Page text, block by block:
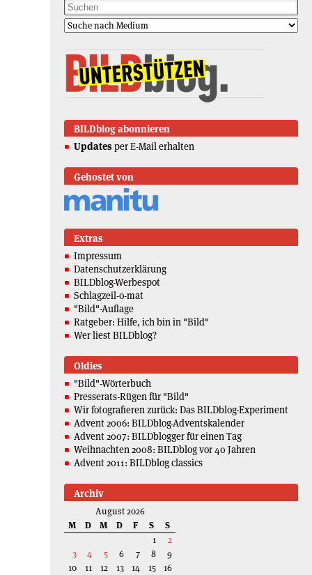
BILDblog abonnieren
Updates per E-Mail erhalten
Gehostet von
Extras
Impressum
Datenschutzerklärung
BILDblog-Werbespot
Schlagzeil-o-mat
"Bild"-Auflage
Ratgeber: Hilfe, ich bin in "Bild"
Wer liest BILDblog?
Oldies
"Bild"-Wörterbuch
Presserats-Rügen für "Bild"
Wir fotografieren zurück: Das BILDblog-Experiment
Advent 2006: BILDblog-Adventskalender
Advent 2007: BILDblogger für einen Tag
Weihnachten 2008: BILDblog vor 40 Jahren
Advent 2011: BILDblog classics
Archiv
August 2026
M
D M D F S
S
1
2
3
4 5 6 7 8
9
10
11 12 13 14 15 16